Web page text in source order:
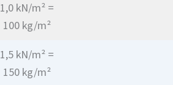
1,0 kN/m² =
100 kg/m²
1,5 kN/m² =
150 kg/m²